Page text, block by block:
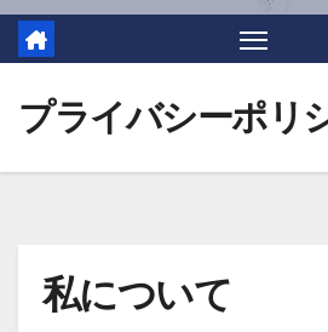
プライバシーポリ
私について